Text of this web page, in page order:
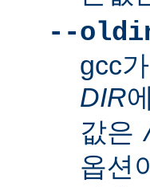
--
gcc
DIR
값은
옵션